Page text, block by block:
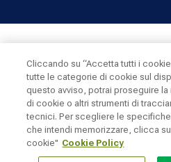
Cookie Policy
Cliccando su “Accetta tutti i
tutte le categorie di cookie sul
questo avviso, potrai proseguire la
di cookie o altri strumenti di
tecnici. Per scegliere le
che intendi memorizzare, clicca
cookie" Cookie Policy